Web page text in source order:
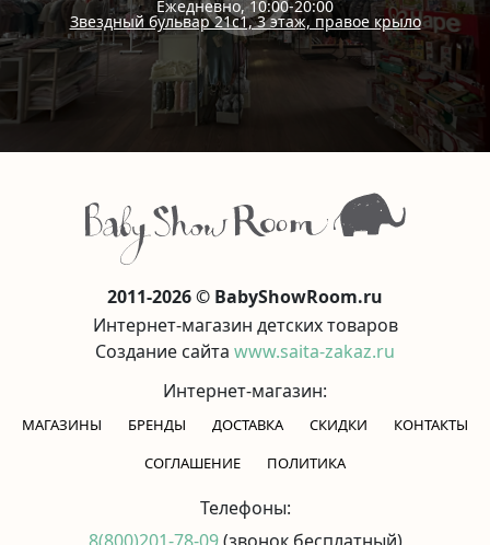
Ежедневно, 10:00-20:00
Звездный бульвар 21с1, 3 этаж, правое крыло
2011-2026 © BabyShowRoom.ru
Интернет-магазин детских товаров
Создание сайта www.saita-zakaz.ru
Интернет-магазин:
МАГАЗИНЫ БРЕНДЫ ДОСТАВКА СКИДКИ
КОНТАКТЫ
CОГЛАШЕНИЕ
ПОЛИТИКА
Телефоны:
8(800)201-78-09(звонок бесплатный)